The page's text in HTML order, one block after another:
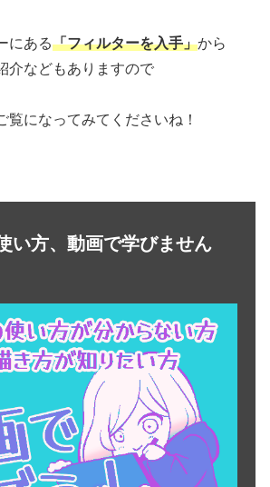
にある「フィルターを入手」から
介などもありますので
覧になってみてくださいね！
い方、動画で学びません